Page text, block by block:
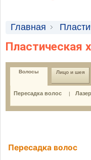
Главная
Пластическая
Волосы Лицо и шея
Пересадка волос |
Пересадка волос